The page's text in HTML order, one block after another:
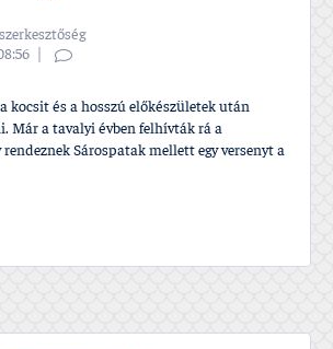
kocsit és a hosszú előkészületek után
Már a tavalyi évben felhí­vták rá a
Sárospatak mellett egy versenyt a